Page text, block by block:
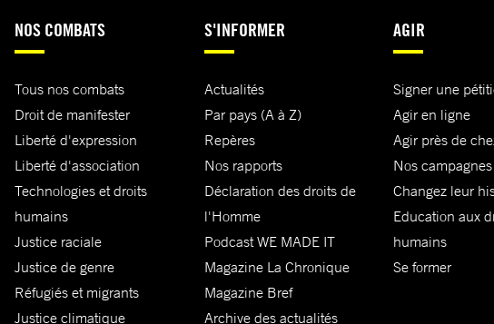
NOS COMBATS
Tous nos combats
Droit de manifester
Liberté d'expression
Liberté d'association
Technologies et droits
humains
Justice raciale
Justice de genre
Réfugiés et migrants
Justice climatique
S'INFORMER
Actualités
Par pays (A à Z)
Repères
Nos rapports
Déclaration des droits de
l'Homme
Podcast WE MADE IT
Magazine La Chronique
Magazine Bref
Archive des actualités
AGIR
Signer une
Agir en ligne
Agir près de
Nos campagnes
Changez leur
Education aux
humains
Se former